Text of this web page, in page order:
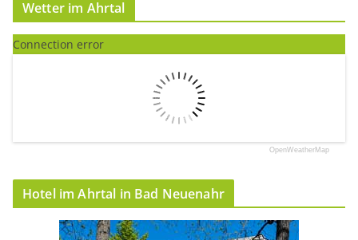
Wetter im Ahrtal
Connection error
OpenWeatherMap
Hotel im Ahrtal in Bad Neuenahr